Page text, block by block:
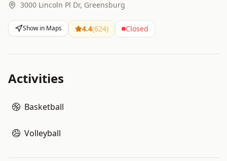
3000 Lincoln Pl Dr, Greensburg
Show in Maps 4.4(624) Closed
Activities
Basketball
Volleyball